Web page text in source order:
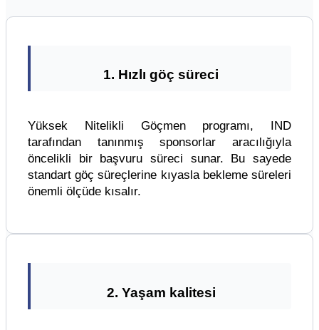
1. Hızlı göç süreci
Yüksek Nitelikli Göçmen programı, IND
tarafından tanınmış sponsorlar aracılığıyla
öncelikli bir başvuru süreci sunar. Bu sayede
standart göç süreçlerine kıyasla bekleme süreleri
önemli ölçüde kısalır.
2. Yaşam kalitesi